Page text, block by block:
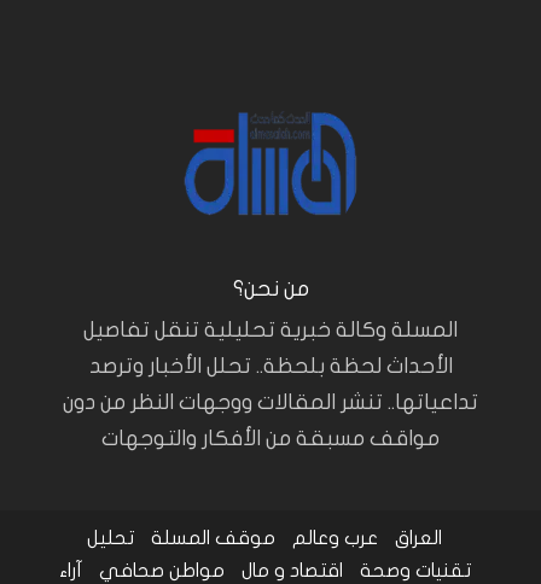
من نحن؟
المسلة وكالة خبرية تحليلية تنقل تفاصيل
الأحداث لحظة بلحظة.. تحلل الأخبار وترصد
تداعياتها.. تنشر المقالات ووجهات النظر من دون
مواقف مسبقة من الأفكار والتوجهات
العراق عرب وعالم موقف المسلة
تحليل
تقنيات وصحة
اقتصاد و مال مواطن صحافي آراء